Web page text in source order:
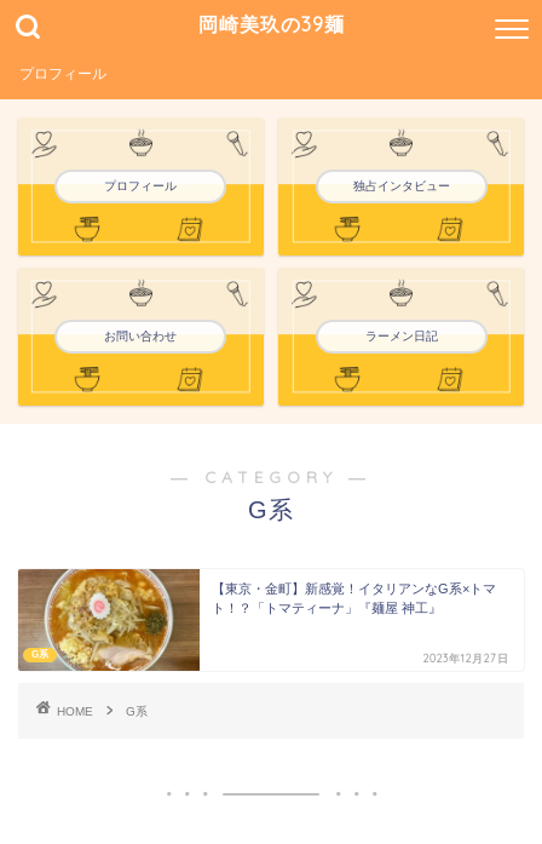
岡崎美玖の39麺
プロフィール
プロフィール 独占インタビュー
お問い合わせ ラーメン日記
― CATEGORY ―
G系
G系
【東京・金町】新感覚！イタリアンなG系×トマ
ト！？「トマティーナ」『麺屋 神工』
2023年12月27日
HOME G系